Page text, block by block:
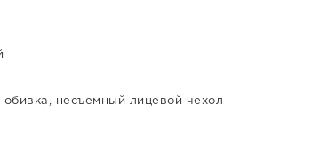
несъемный лицевой чехол